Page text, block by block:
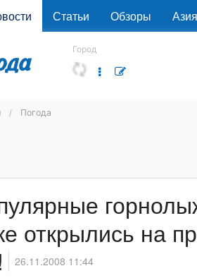
Статьи Обзоры Азия
Город
Погода
открылись на
26.11.2008 11:44